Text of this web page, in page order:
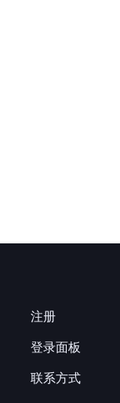
注册
登录面板
联系方式